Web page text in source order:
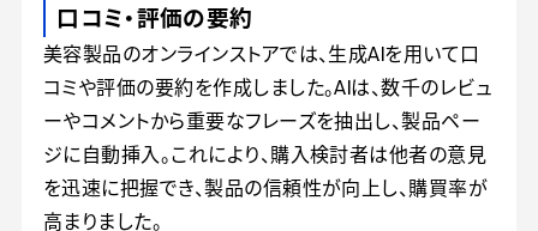
口コミ・評価の要約
美容製品のオンラインストアでは、生成AIを用いて口
コミや評価の要約を作成しました。AIは、数千のレビュ
ーやコメントから重要なフレーズを抽出し、製品ペー
ジに自動挿入。これにより、購入検討者は他者の意見
を迅速に把握でき、製品の信頼性が向上し、購買率が
高まりました。